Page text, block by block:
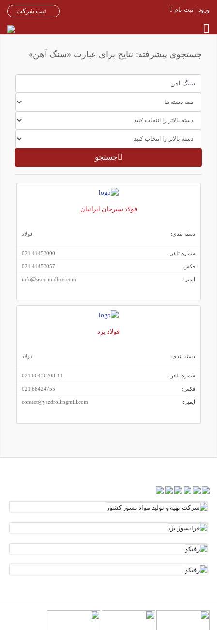
ورود | ثبت نام ثبت شرکت
جستجوی پیشرفته: نتایج برای عبارت «سنگ آهن»
جستجو
فولاد سیرجان ایرانیان
دسته بندی: فولاد
شماره تلفن: 41453000 021
فکس: 41453057 021
ایمیل: info@sisco.midhco.com
فولاد یزد
دسته بندی: فولاد
شماره تلفن: 66436208-11 021
فکس: 66424755 021
ایمیل: contact@yazdrollingmill.com